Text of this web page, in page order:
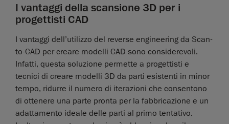
I vantaggi della scansione 3D per i
progettisti CAD
I vantaggi dell’utilizzo del reverse engineering da Scan-
to-CAD per creare modelli CAD sono considerevoli.
Infatti, questa soluzione permette a progettisti e
tecnici di creare modelli 3D da parti esistenti in minor
tempo, ridurre il numero di iterazioni che consentono
di ottenere una parte pronta per la fabbricazione e un
adattamento ideale delle parti al primo tentativo.